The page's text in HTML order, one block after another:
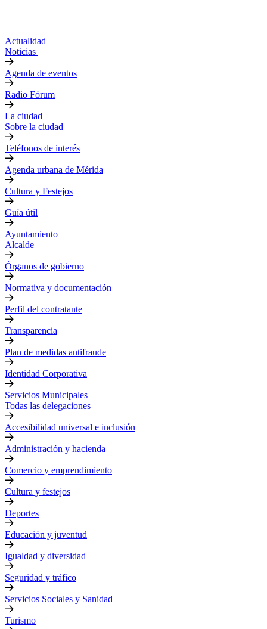
Actualidad
Noticias
Agenda de eventos
Radio Fórum
La ciudad
Sobre la ciudad
Teléfonos de interés
Agenda urbana de Mérida
Cultura y Festejos
Guía útil
Ayuntamiento
Alcalde
Órganos de gobierno
Normativa y documentación
Perfil del contratante
Transparencia
Plan de medidas antifraude
Identidad Corporativa
Servicios Municipales
Todas las delegaciones
Accesibilidad universal e inclusión
Administración y hacienda
Comercio y emprendimiento
Cultura y festejos
Deportes
Educación y juventud
Igualdad y diversidad
Seguridad y tráfico
Servicios Sociales y Sanidad
Turismo